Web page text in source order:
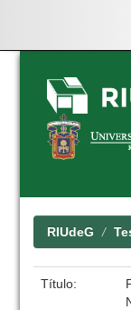
Skip
navigation
RIUdeG
Título: